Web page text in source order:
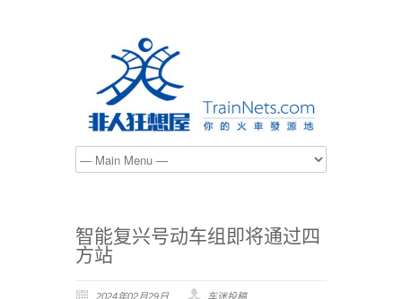
智能复兴号动车组即将通过四
方站
2024年02月29日
车迷投稿